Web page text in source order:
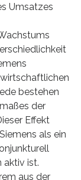
Umsatzes
bestehen
der
Effekt
als ein
aktiv ist.
aus der